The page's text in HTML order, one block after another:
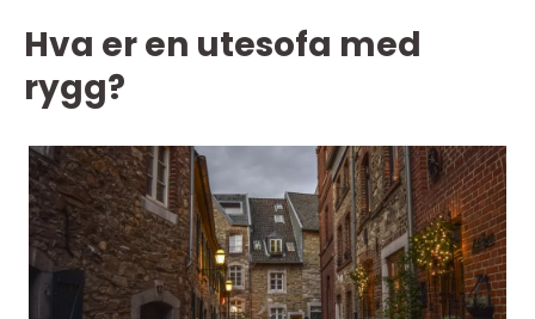
Hva er en utesofa med
rygg?